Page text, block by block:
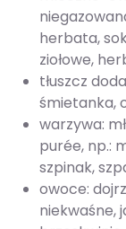
herbata,
ziołowe,
tłuszcz
śmietanka,
warzywa:
purée, np.:
szpinak,
owoce:
niekwaśne,